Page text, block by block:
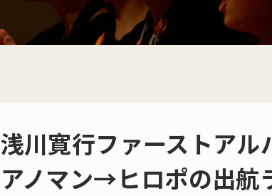
浅川寛行ファーストア
アノマン→ヒロポの出航